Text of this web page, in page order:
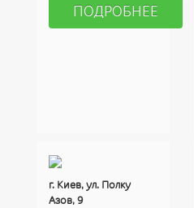
ПОДРОБНЕЕ
г. Киев, ул. Полку
Азов, 9